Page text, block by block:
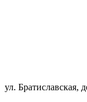
ул. Братиславская,